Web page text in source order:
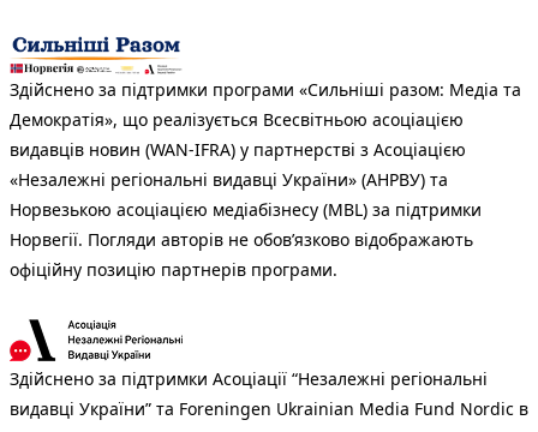
Здійснено за підтримки програми «Сильніші разом: Медіа та
Демократія», що реалізується Всесвітньою асоціацією
видавців новин (WAN-IFRA) у партнерстві з Асоціацією
«Незалежні регіональні видавці України» (АНРВУ) та
Норвезькою асоціацією медіабізнесу (MBL) за підтримки
Норвегії. Погляди авторів не обов’язково відображають
офіційну позицію партнерів програми.
Здійснено за підтримки Асоціації “Незалежні регіональні
видавці України” та Foreningen Ukrainian Media Fund Nordic в